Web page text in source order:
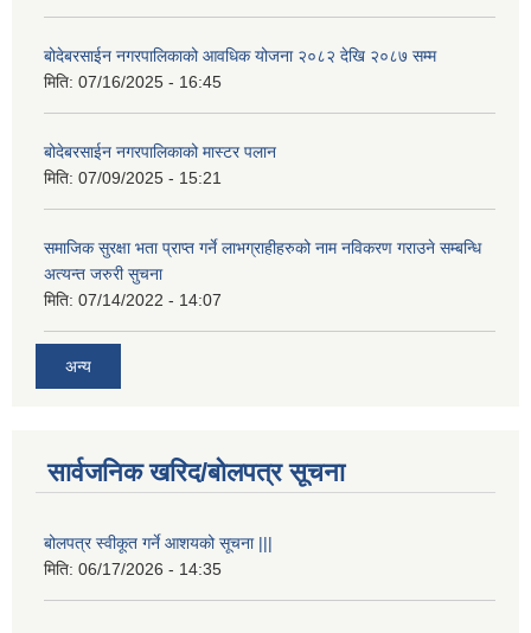
बोदेबरसाईन नगरपालिकाको आवधिक योजना २०८२ देखि २०८७ सम्म
मिति: 07/16/2025 - 16:45
बोदेबरसाईन नगरपालिकाको मास्टर पलान
मिति: 07/09/2025 - 15:21
समाजिक सुरक्षा भता प्राप्त गर्ने लाभग्राहीहरुको नाम नविकरण गराउने सम्बन्धि
अत्यन्त जरुरी सुचना
मिति: 07/14/2022 - 14:07
अन्य
सार्वजनिक खरिद/बोलपत्र सूचना
बोलपत्र स्वीकूत गर्ने आशयको सूचना |||
मिति: 06/17/2026 - 14:35